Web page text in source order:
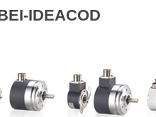
IDEACOD